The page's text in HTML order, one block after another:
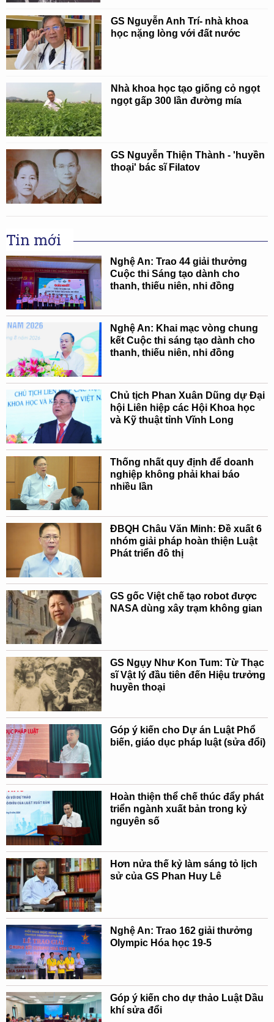
GS Nguyễn Anh Trí- nhà khoa
học nặng lòng với đất nước
Nhà khoa học tạo giống cỏ ngọt
ngọt gấp 300 lần đường mía
GS Nguyễn Thiện Thành - 'huyền
thoại' bác sĩ Filatov
Tin mới
Nghệ An: Trao 44 giải thưởng
Cuộc thi Sáng tạo dành cho
thanh, thiếu niên, nhi đồng
Nghệ An: Khai mạc vòng chung
kết Cuộc thi sáng tạo dành cho
thanh, thiếu niên, nhi đồng
Chủ tịch Phan Xuân Dũng dự Đại
hội Liên hiệp các Hội Khoa học
và Kỹ thuật tỉnh Vĩnh Long
Thống nhất quy định để doanh
nghiệp không phải khai báo
nhiều lần
ĐBQH Châu Văn Minh: Đề xuất 6
nhóm giải pháp hoàn thiện Luật
Phát triển đô thị
GS gốc Việt chế tạo robot được
NASA dùng xây trạm không gian
GS Ngụy Như Kon Tum: Từ Thạc
sĩ Vật lý đầu tiên đến Hiệu trưởng
huyền thoại
Góp ý kiến cho Dự án Luật Phổ
biến, giáo dục pháp luật (sửa đổi)
Hoàn thiện thể chế thúc đẩy phát
triển ngành xuất bản trong kỷ
nguyên số
Hơn nửa thế kỷ làm sáng tỏ lịch
sử của GS Phan Huy Lê
Nghệ An: Trao 162 giải thưởng
Olympic Hóa học 19-5
Góp ý kiến cho dự thảo Luật Dầu
khí sửa đổi